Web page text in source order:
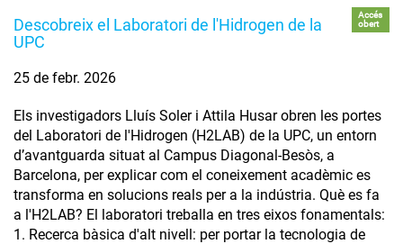
Descobreix el Laboratori de l'Hidrogen de la
UPC
Accés
obert
25 de febr. 2026
Els investigadors Lluís Soler i Attila Husar obren les portes
del Laboratori de l'Hidrogen (H2LAB) de la UPC, un entorn
d’avantguarda situat al Campus Diagonal-Besòs, a
Barcelona, per explicar com el coneixement acadèmic es
transforma en solucions reals per a la indústria. Què es fa
a l'H2LAB? El laboratori treballa en tres eixos fonamentals:
1. Recerca bàsica d'alt nivell: per portar la tecnologia de